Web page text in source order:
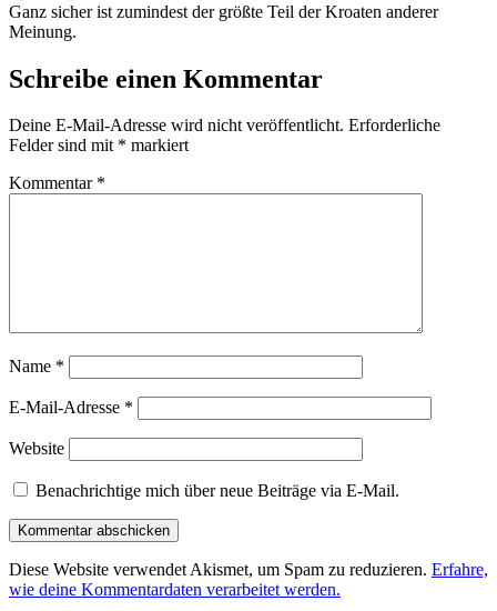
Ganz sicher ist zumindest der größte Teil der Kroaten anderer
Meinung.
Schreibe einen Kommentar
Deine E-Mail-Adresse wird nicht veröffentlicht. Erforderliche
Felder sind mit * markiert
Kommentar *
Name *
E-Mail-Adresse *
Website
Benachrichtige mich über neue Beiträge via E-Mail.
Diese Website verwendet Akismet, um Spam zu reduzieren. Erfahre,
wie deine Kommentardaten verarbeitet werden.